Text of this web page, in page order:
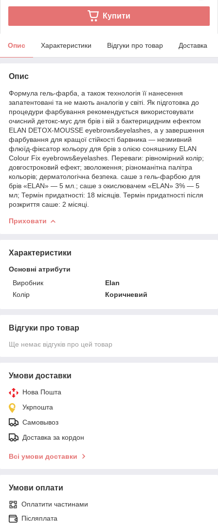
Купити
Опис Характеристики Відгуки про товар Доставка
Опис
Формула гель-фарба, а також технологія її нанесення
запатентовані та не мають аналогів у світі. Як підготовка до
процедури фарбування рекомендується використовувати
очисний детокс-мус для брів і вій з бактерицидним ефектом
ELAN DETOX-MOUSSE eyebrows&eyelashes, а у завершення
фарбування для кращої стійкості барвника — незмивний
флюїд-фіксатор кольору для брів з олією соняшнику ELAN
Colour Fix eyebrows&eyelashes. Переваги: рівномірний колір;
довгостроковий ефект; зволоження; різноманітна палітра
кольорів; дерматологічна безпека. саше з гель-фарбою для
брів «ELAN» — 5 мл.; саше з окислювачем «ELAN» 3% — 5
мл; Термін придатності: 18 місяців. Термін придатності після
розкриття саше: 2 місяці.
Приховати
Характеристики
Основні атрибути
Виробник
Elan
Колір
Коричневий
Відгуки про товар
Ще немає відгуків про цей товар
Умови доставки
Нова Пошта
Укрпошта
Самовывоз
Доставка за кордон
Всі умови доставки
Умови оплати
Оплатити частинами
Післяплата